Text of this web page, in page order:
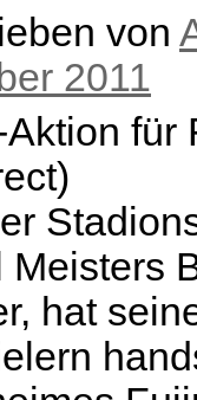
von
2011
für
Meisters
hat